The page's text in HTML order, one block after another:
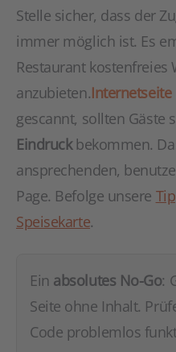
Stelle sicher, dass der
immer möglich ist. Es
Restaurant kostenfreies
anzubieten.Internetseite
gescannt, sollten Gäste
Eindruckbekommen.
ansprechenden,
Page. Befolge unsere
Speisekarte.
Ein absolutes No-Go:
Seite ohne Inhalt.
Code problemlos